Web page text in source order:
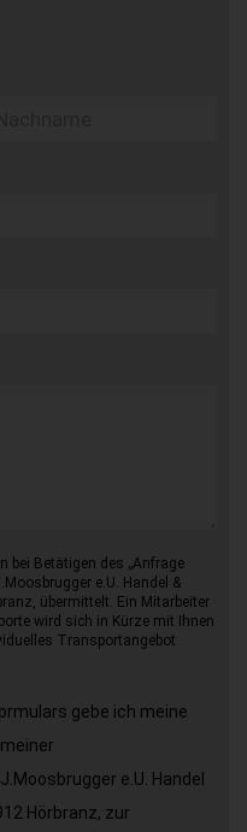
bei Betätigen des „Anfrage
e.U. Handel &
übermittelt. Ein Mitarbeiter
wird sich in Kürze mit Ihnen
Transportangebot
gebe ich meine
e.U. Handel
Hörbranz, zur